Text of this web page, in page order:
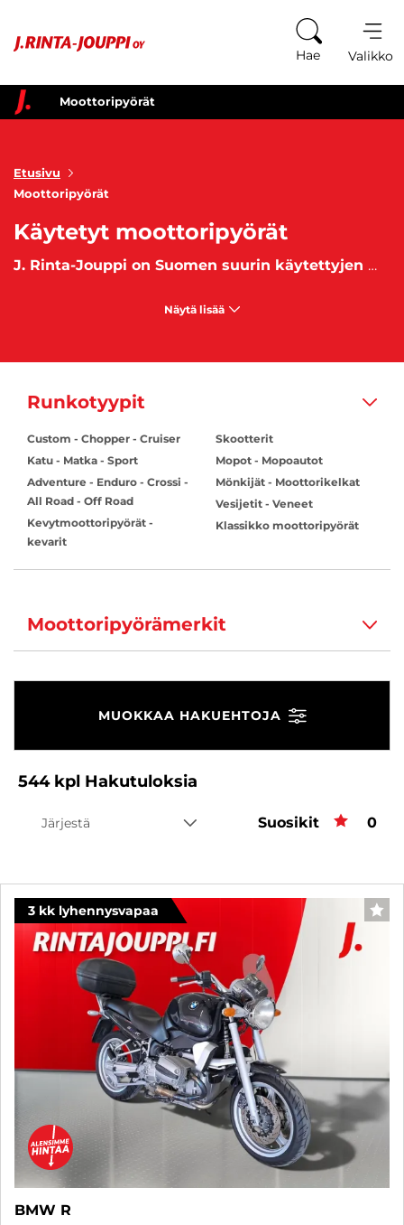
Hae Valikko
Moottoripyörät
Etusivu
Moottoripyörät
Käytetyt moottoripyörät
J. Rinta-Jouppi on Suomen suurin käytettyjen moottoripyörien myyjä
Näytä lisää
Runkotyypit
Custom - Chopper - Cruiser
Katu - Matka - Sport
Adventure - Enduro - Crossi -
All Road - Off Road
Kevytmoottoripyörät -
kevarit
Skootterit
Mopot - Mopoautot
Mönkijät - Moottorikelkat
Vesijetit - Veneet
Klassikko moottoripyörät
Moottoripyörämerkit
MUOKKAA HAKUEHTOJA
544kpl Hakutuloksia
Järjestä Suosikit 0
3 kk lyhennysvapaa
BMW R